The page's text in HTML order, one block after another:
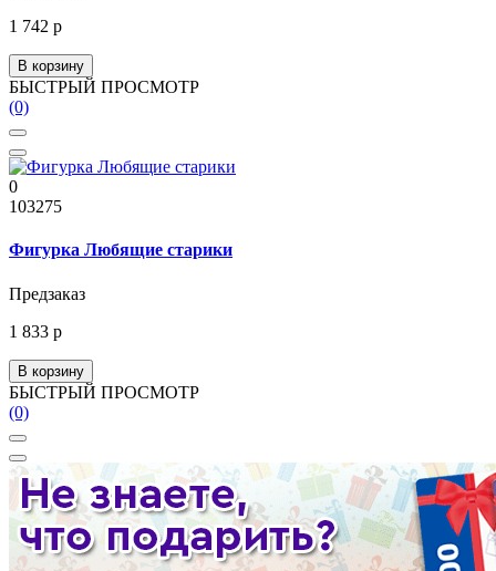
1 742 р
В корзину
БЫСТРЫЙ ПРОСМОТР
(0)
0
103275
Фигурка Любящие старики
Предзаказ
1 833 р
В корзину
БЫСТРЫЙ ПРОСМОТР
(0)